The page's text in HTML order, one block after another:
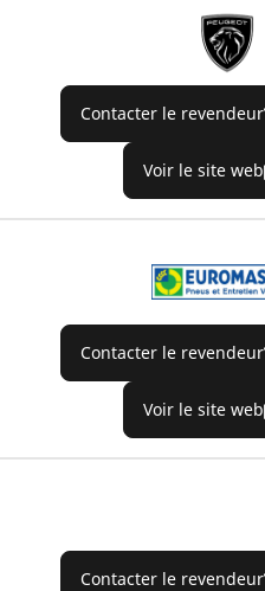
Contacter le revendeur
Voir le site web
Contacter le revendeur
Voir le site web
Contacter le revendeur